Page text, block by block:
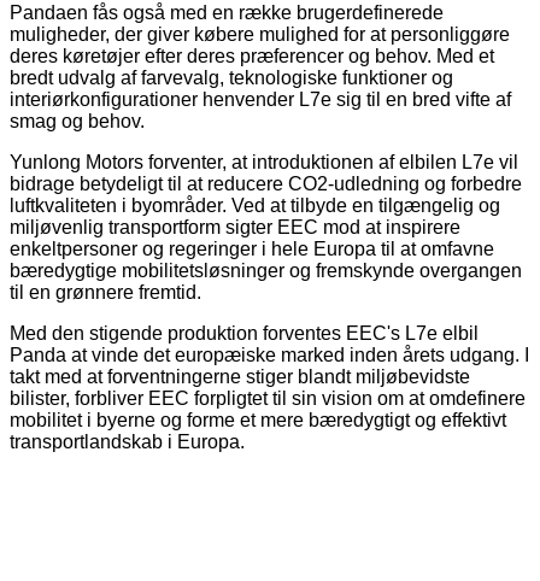
Pandaen fås også med en række brugerdefinerede
muligheder, der giver købere mulighed for at personliggøre
deres køretøjer efter deres præferencer og behov. Med et
bredt udvalg af farvevalg, teknologiske funktioner og
interiørkonfigurationer henvender L7e sig til en bred vifte af
smag og behov.
Yunlong Motors forventer, at introduktionen af ​​elbilen L7e vil
bidrage betydeligt til at reducere CO2-udledning og forbedre
luftkvaliteten i byområder. Ved at tilbyde en tilgængelig og
miljøvenlig transportform sigter EEC mod at inspirere
enkeltpersoner og regeringer i hele Europa til at omfavne
bæredygtige mobilitetsløsninger og fremskynde overgangen
til en grønnere fremtid.
Med den stigende produktion forventes EEC's L7e elbil
Panda at vinde det europæiske marked inden årets udgang. I
takt med at forventningerne stiger blandt miljøbevidste
bilister, forbliver EEC forpligtet til sin vision om at omdefinere
mobilitet i byerne og forme et mere bæredygtigt og effektivt
transportlandskab i Europa.